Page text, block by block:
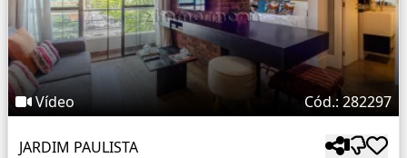
Vídeo Cód.: 282297
JARDIM PAULISTA